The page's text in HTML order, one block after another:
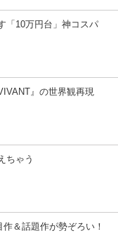
「10万円台」神コスパ
』の世界観再現
ちゃう
＆話題作が勢ぞろい！